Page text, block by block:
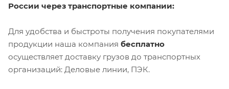
России через транспортные компании:
Для удобства и быстроты получения покупателями
продукции наша компания бесплатно
осуществляет доставку грузов до транспортных
организаций: Деловые линии, ПЭК.